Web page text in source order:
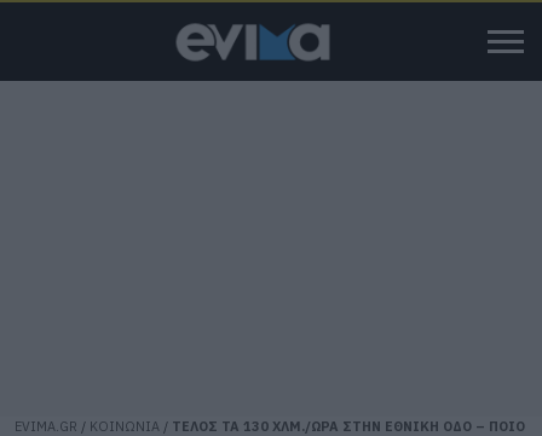
EVIMA.GR / ΚΟΙΝΩΝΙΑ / ΤΕΛΟΣ ΤΑ 130 ΧΛΜ./ΩΡΑ ΣΤΗΝ ΕΘΝΙΚΗ ΟΔΟ – ΠΟΙΟ